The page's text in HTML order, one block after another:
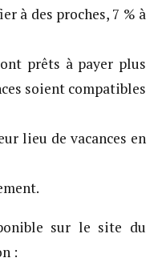
à des proches, 7 % à
prêts à payer plus
soient compatibles
lieu de vacances en
sur le site du
: